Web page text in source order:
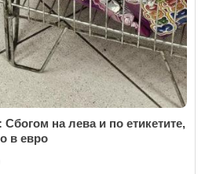
на лева и по етикетите,
в евро